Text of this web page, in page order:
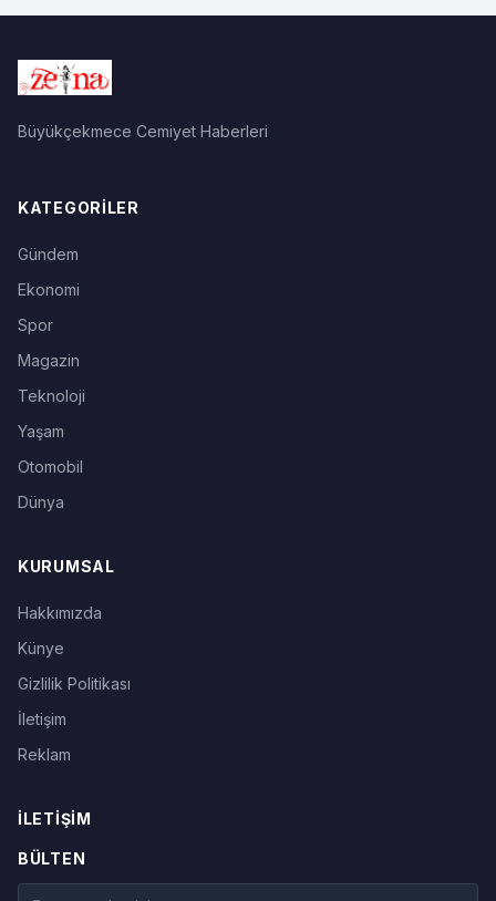
Büyükçekmece Cemiyet Haberleri
KATEGORILER
Gündem
Ekonomi
Spor
Magazin
Teknoloji
Yaşam
Otomobil
Dünya
KURUMSAL
Hakkımızda
Künye
Gizlilik Politikası
İletişim
Reklam
İLETIŞIM
BÜLTEN